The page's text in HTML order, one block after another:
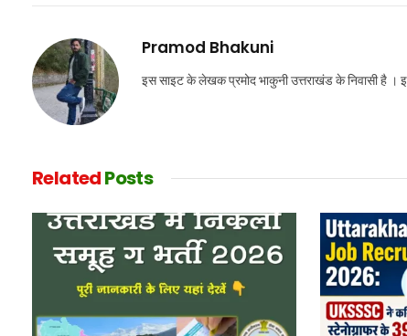
Pramod Bhakuni
इस साइट के लेखक प्रमोद भाकुनी उत्तराखंड के निवासी है
RelatedPosts